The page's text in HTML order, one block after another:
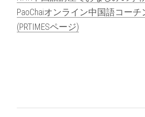
お問い合わせ
PaoChaiオンライン中国語コー
(PRTIMESページ)